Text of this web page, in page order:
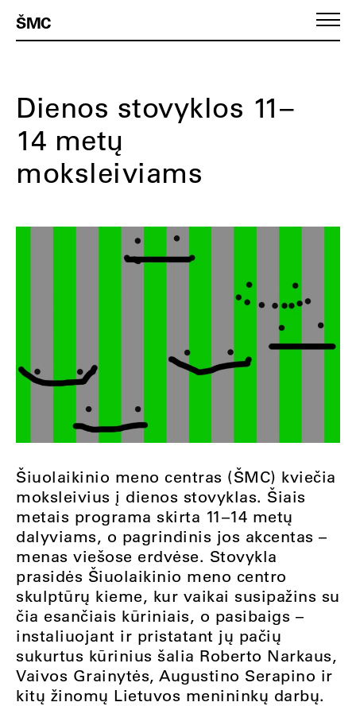
ŠMC
Dienos stovyklos 11–
14 metų
moksleiviams
Šiuolaikinio meno centras (ŠMC) kviečia
moksleivius į dienos stovyklas. Šiais
metais programa skirta 11–14 metų
dalyviams, o pagrindinis jos akcentas –
menas viešose erdvėse. Stovykla
prasidės Šiuolaikinio meno centro
skulptūrų kieme, kur vaikai susipažins su
čia esančiais kūriniais, o pasibaigs –
instaliuojant ir pristatant jų pačių
sukurtus kūrinius šalia Roberto Narkaus,
Vaivos Grainytės, Augustino Serapino ir
kitų žinomų Lietuvos menininkų darbų.